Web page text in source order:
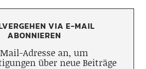
VIA E-MAIL
ABONNIEREN
Adresse an, um
über neue Beiträge